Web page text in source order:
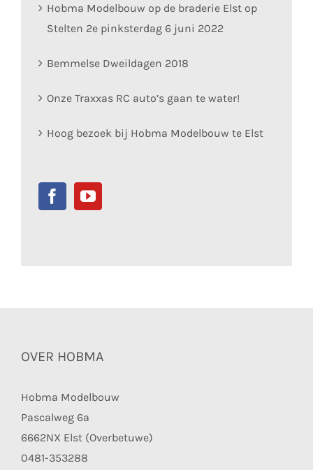
Hobma Modelbouw op de braderie Elst op
Stelten 2e pinksterdag 6 juni 2022
Bemmelse Dweildagen 2018
Onze Traxxas RC auto’s gaan te water!
Hoog bezoek bij Hobma Modelbouw te Elst
OVER HOBMA
Hobma Modelbouw
Pascalweg 6a
6662NX Elst (Overbetuwe)
0481-353288